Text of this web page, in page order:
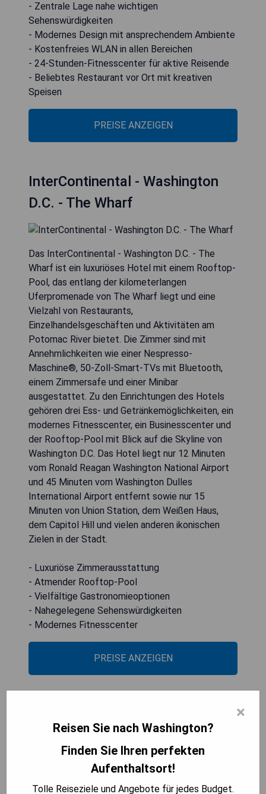
- Zentrale Lage nahe wichtigen
Sehenswürdigkeiten
- Modernes Design mit ansprechendem Ambiente
- Kostenfreies WLAN in allen Bereichen
- 24-Stunden-Fitnesscenter für aktive Reisende
- Beliebtes Restaurant vor Ort mit kreativen
Speisen
PREISE ANZEIGEN
InterContinental - Washington
D.C. - The Wharf
Das InterContinental - Washington D.C. - The
Wharf ist ein luxuriöses Hotel mit einem Rooftop-
Pool, das entlang der kilometerlangen
Uferpromenade von The Wharf liegt und eine
Vielzahl von Restaurants,
Einzelhandelsgeschäften und Aktivitäten am
Potomac River bietet. Die Zimmer sind mit
Annehmlichkeiten wie einer Nespresso-
Maschine®, 50-Zoll-Smart-TVs mit Bluetooth,
einem Zimmersafe und einer Minibar
ausgestattet. Zu den Einrichtungen des Hotels
gehören drei Ess- und Getränkemöglichkeiten, ein
modernes Fitnesscenter, ein Businesscenter und
der Rooftop-Pool mit Blick auf die Skyline von
Washington D.C. Das Hotel liegt nur 12 Minuten
vom Ronald Reagan Washington National Airport
und 45 Minuten vom Washington Dulles
International Airport entfernt sowie nur 15
Minuten von Union Station, dem Weißen Haus,
dem Capitol Hill und vielen anderen ikonischen
Zielen in der Stadt.
- Luxuriöse Zimmerausstattung
- Atmender Rooftop-Pool
- Vielfältige Gastronomieoptionen
- Nahegelegene Sehenswürdigkeiten
- Modernes Fitnesscenter
PREISE ANZEIGEN
Washington DC Downtown
×
Reisen Sie nach Washington?
Finden Sie Ihren perfekten
Aufenthaltsort!
Tolle Reiseziele und Angebote für jedes Budget.